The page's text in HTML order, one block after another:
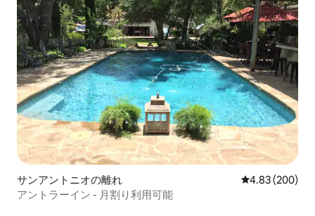
サンアントニオの離れ レビュー200
4.83 (200)
アントラーイン - 月割り利用可能